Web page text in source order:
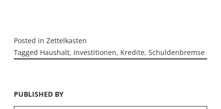
Posted in Zettelkasten
Tagged Haushalt, Investitionen, Kredite, Schuldenbremse
PUBLISHED BY